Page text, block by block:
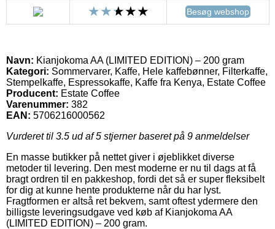
Besøg webshop
Navn: Kianjokoma AA (LIMITED EDITION) – 200 gram
Kategori: Sommervarer, Kaffe, Hele kaffebønner, Filterkaffe,
Stempelkaffe, Espressokaffe, Kaffe fra Kenya, Estate Coffee
Producent: Estate Coffee
Varenummer: 382
EAN: 5706216000562
Vurderet til 3.5 ud af 5 stjerner baseret på 9 anmeldelser
En masse butikker på nettet giver i øjeblikket diverse
metoder til levering. Den mest moderne er nu til dags at få
bragt ordren til en pakkeshop, fordi det så er super fleksibelt
for dig at kunne hente produkterne når du har lyst.
Fragtformen er altså ret bekvem, samt oftest ydermere den
billigste leveringsudgave ved køb af Kianjokoma AA
(LIMITED EDITION) – 200 gram.